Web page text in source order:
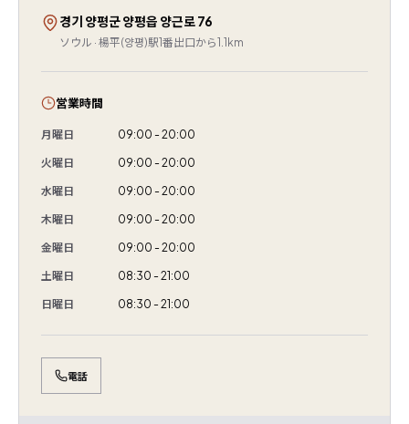
경기 양평군 양평읍 양근로 76
ソウル · 楊平(양평)駅1番出口から1.1km
営業時間
月曜日 09:00 - 20:00
火曜日 09:00 - 20:00
水曜日 09:00 - 20:00
木曜日 09:00 - 20:00
金曜日 09:00 - 20:00
土曜日 08:30 - 21:00
日曜日 08:30 - 21:00
電話